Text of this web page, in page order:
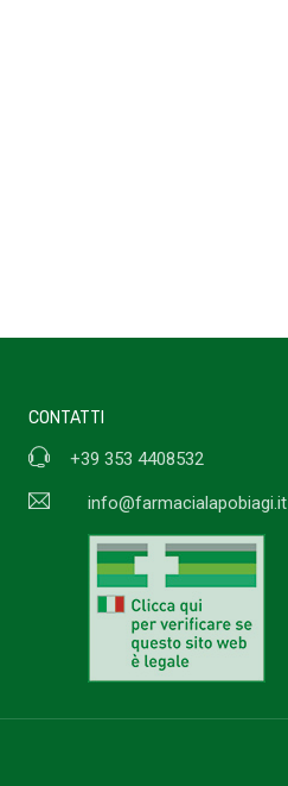
CONTATTI
+39 353 4408532
info@farmacialapobiagi.it